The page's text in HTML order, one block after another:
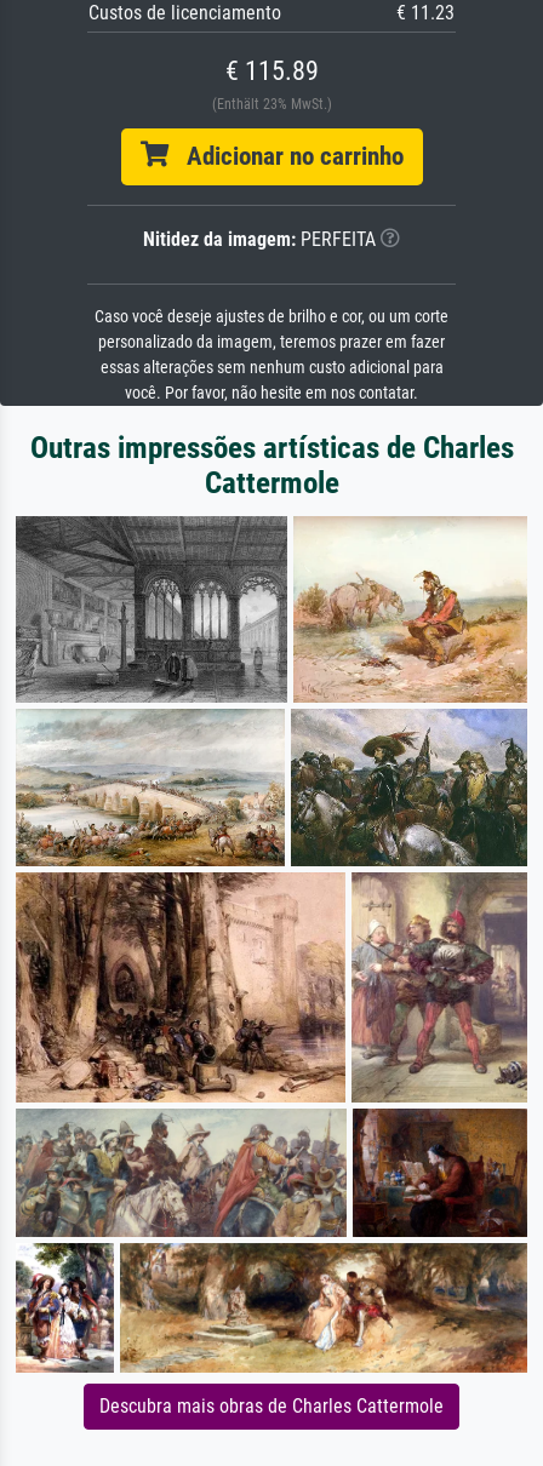
Custos de licenciamento
€ 11.23
€ 115.89
(Enthält 23% MwSt.)
Adicionar no carrinho
Nitidez da imagem: PERFEITA
Caso você deseje ajustes de brilho e cor, ou um corte
personalizado da imagem, teremos prazer em fazer
essas alterações sem nenhum custo adicional para
você. Por favor, não hesite em nos contatar.
Outras impressões artísticas de Charles
Cattermole
Descubra mais obras de Charles Cattermole